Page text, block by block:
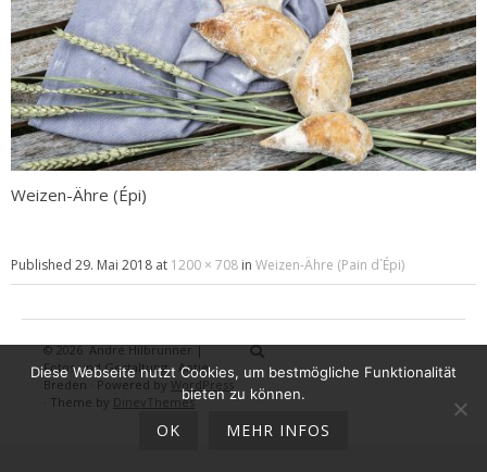
Weizen-Ähre (Épi)
Published 29. Mai 2018 at 1200 × 708 in Weizen-Ähre (Pain d´Épi)
© 2026André Hilbrunner |
Fotos und Gestaltung - Antje
Breden
Powered by WordPress
Theme by DinevThemes
Diese Webseite nutzt Cookies, um bestmögliche Funktionalität
bieten zu können.
OK MEHR INFOS